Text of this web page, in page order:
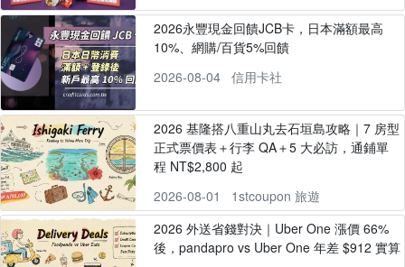
2026永豐現金回饋JCB卡，日本滿額最高
10%、網購/百貨5%回饋
2026-08-04
信用卡社
2026 基隆搭八重山丸去石垣島攻略｜7 房型
正式票價表＋行李 QA＋5 大必訪，通鋪單
程 NT$2,800 起
2026-08-01
1stcoupon 旅遊
2026 外送省錢對決｜Uber One 漲價 66%
後，pandapro vs Uber One 年差 $912 實算